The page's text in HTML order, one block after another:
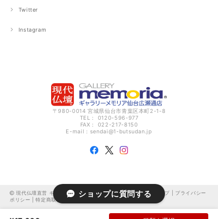
Twitter
Instagram
〒980-0014 宮城県仙台市青葉区本町2-1-8
TEL： 0120-596-977
FAX： 022-217-8150
E-mail： sendai@1-butsudan.jp
現代仏壇直営 ギャラリーメモリア仙台広瀬通 オンラインショップ | プライバシー
ポリシー
|特定商取引法に基づく表記
ショップに質問する